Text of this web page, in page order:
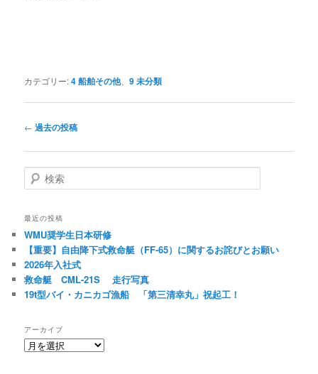
カテゴリー:4 船舶その他、9 未分類
投
ナ
ビ
ゲ
シ
ョ
ン
← 過去の投稿
検
索
最近の投稿
WMU奨学生日本研修
【重要】自由降下式救命艇（FF-65）に関するお詫びとお願い
2026年入社式
救命艇 CML-21S 走行写真
19t型バイ・カニカゴ漁船 「第三清幸丸」祝起工！
アーカイブ
ア